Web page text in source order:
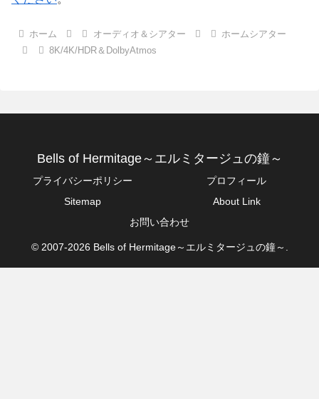
ホーム オーディオ＆シアター
ホームシアター
8K/4K/HDR＆DolbyAtmos
Bells of Hermitage～エルミタージュの鐘～
プライバシーポリシー
プロフィール
Sitemap
About Link
お問い合わせ
© 2007-2026 Bells of Hermitage～エルミタージュの鐘～.